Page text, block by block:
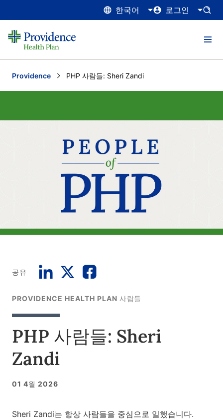
한국어 로그인
Providence Current:
PHP 사람들: Sheri Zandi
공유
PROVIDENCE HEALTH PLAN 사람들
PHP 사람들: Sheri
Zandi
01 4월 2026
Sheri Zandi는 항상 사람들을 중심으로 일했습니다.